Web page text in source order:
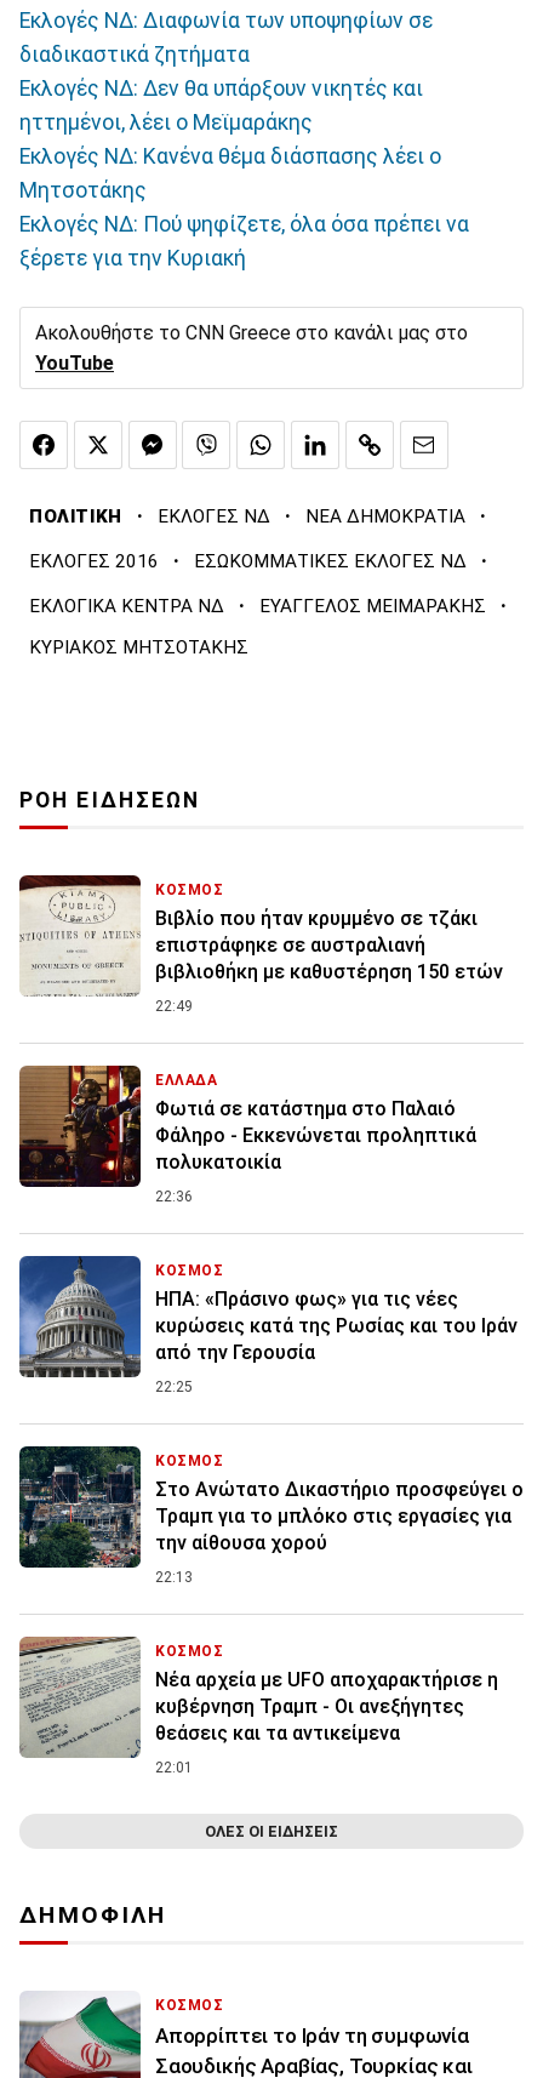
Εκλογές ΝΔ: Διαφωνία των υποψηφίων σε
διαδικαστικά ζητήματα
Εκλογές ΝΔ: Δεν θα υπάρξουν νικητές και
ηττημένοι, λέει ο Μεϊμαράκης
Εκλογές ΝΔ: Κανένα θέμα διάσπασης λέει ο
Μητσοτάκης
Εκλογές ΝΔ: Πού ψηφίζετε, όλα όσα πρέπει να
ξέρετε για την Κυριακή
Ακολουθήστε το CNN Greece στο κανάλι μας στο
YouTube
ΠΟΛΙΤΙΚΗ · ΕΚΛΟΓΕΣ ΝΔ · ΝΕΑ ΔΗΜΟΚΡΑΤΙΑ ·
ΕΚΛΟΓΕΣ 2016 · ΕΣΩΚΟΜΜΑΤΙΚΕΣ ΕΚΛΟΓΕΣ ΝΔ ·
ΕΚΛΟΓΙΚΑ ΚΕΝΤΡΑ ΝΔ · ΕΥΑΓΓΕΛΟΣ ΜΕΙΜΑΡΑΚΗΣ ·
ΚΥΡΙΑΚΟΣ ΜΗΤΣΟΤΑΚΗΣ
ΡΟΗ ΕΙΔΗΣΕΩΝ
ΚΟΣΜΟΣ
Βιβλίο που ήταν κρυμμένο σε τζάκι
επιστράφηκε σε αυστραλιανή
βιβλιοθήκη με καθυστέρηση 150 ετών
22:49
ΕΛΛΑΔΑ
Φωτιά σε κατάστημα στο Παλαιό
Φάληρο - Εκκενώνεται προληπτικά
πολυκατοικία
22:36
ΚΟΣΜΟΣ
ΗΠΑ: «Πράσινο φως» για τις νέες
κυρώσεις κατά της Ρωσίας και του Ιράν
από την Γερουσία
22:25
ΚΟΣΜΟΣ
Στο Ανώτατο Δικαστήριο προσφεύγει ο
Τραμπ για το μπλόκο στις εργασίες για
την αίθουσα χορού
22:13
ΚΟΣΜΟΣ
Νέα αρχεία με UFO αποχαρακτήρισε η
κυβέρνηση Τραμπ - Οι ανεξήγητες
θεάσεις και τα αντικείμενα
22:01
ΟΛΕΣ ΟΙ ΕΙΔΗΣΕΙΣ
ΔΗΜΟΦΙΛΗ
ΚΟΣΜΟΣ
Απορρίπτει το Ιράν τη συμφωνία
Σαουδικής Αραβίας, Τουρκίας και